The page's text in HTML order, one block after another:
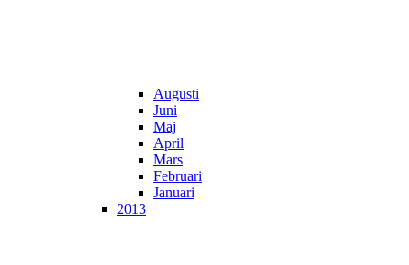
Augusti
Juni
Maj
April
Mars
Februari
Januari
2013